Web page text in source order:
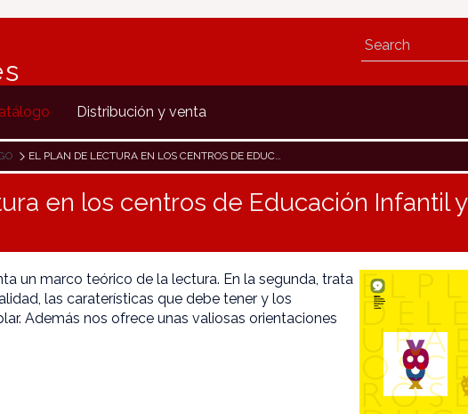
Distribución y venta
EL PLAN DE LECTURA EN LOS CENTROS DE EDUCACIÓN INFANTIL Y PRIMARIA
en los centros de Educación Infantil y
un marco teórico de la lectura. En la segunda, trata
las caraterísticas que debe tener y los
Además nos ofrece unas valiosas orientaciones